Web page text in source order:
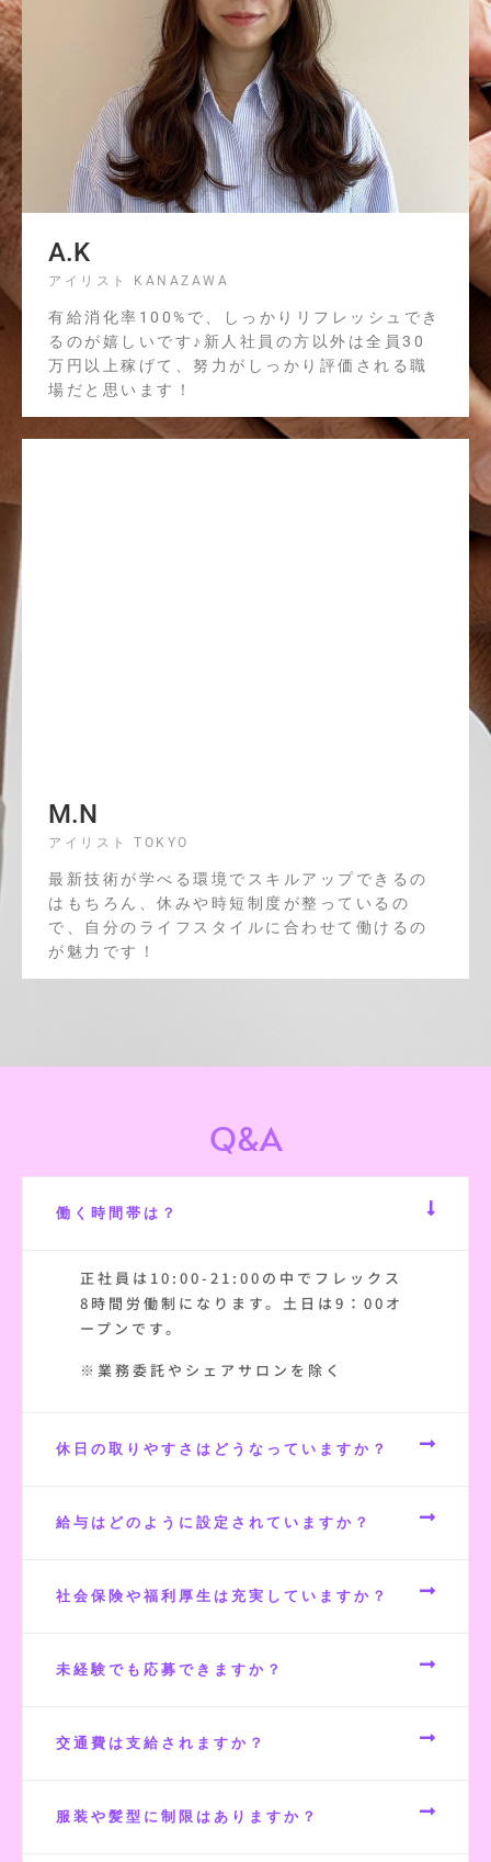
A.K
アイリスト KANAZAWA
有給消化率100%で、しっかりリフレッシュでき
るのが嬉しいです♪新人社員の方以外は全員30
万円以上稼げて、努力がしっかり評価される職
場だと思います！
M.N
アイリスト TOKYO
最新技術が学べる環境でスキルアップできるの
はもちろん、休みや時短制度が整っているの
で、自分のライフスタイルに合わせて働けるの
が魅力です！
Q&A
働く時間帯は？
正社員は10:00-21:00の中でフレックス
8時間労働制になります。土日は9：00オ
ープンです。
※業務委託やシェアサロンを除く
休日の取りやすさはどうなっていますか？
給与はどのように設定されていますか？
社会保険や福利厚生は充実していますか？
未経験でも応募できますか？
交通費は支給されますか？
服装や髪型に制限はありますか？